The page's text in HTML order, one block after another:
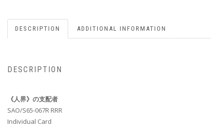
DESCRIPTION ADDITIONAL INFORMATION
DESCRIPTION
《人界》の支配者
SAO/S65-067R RRR
Individual Card